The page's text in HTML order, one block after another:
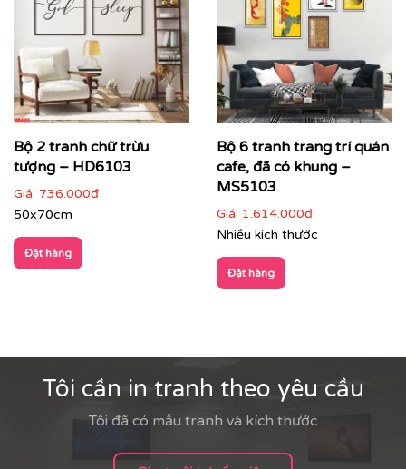
👉 Gợi ý phối hợp:
Chọn tranh có
tông màu liên kết với nội thất(sofa,
thảm, ánh sáng)
Treo tranh khổ lớn hoặc bộ tranh để tạo ấn tượng
mạnh
Không gian nên tối giản để tranh trở thành tâm
điểm
Bộ 2 tranh chữ trừu
tượng – HD6103
Giá: 736.000đ
50x70cm
Đặt hàng
Bộ 6 tranh trang trí quán
cafe, đã có khung –
MS5103
Giá: 1.614.000đ
Nhiều kích thước
Đặt hàng
Tôi cần in tranh theo yêu cầu
Tôi đã có mẫu tranh và kích thước